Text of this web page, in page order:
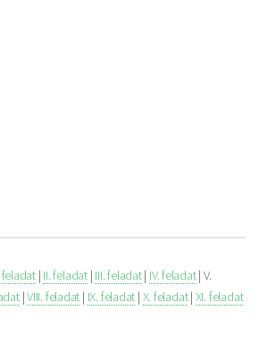
feladat| II. feladat| III. feladat| IV. feladat| V.
|VIII. feladat | IX. feladat | X. feladat| XI. feladat